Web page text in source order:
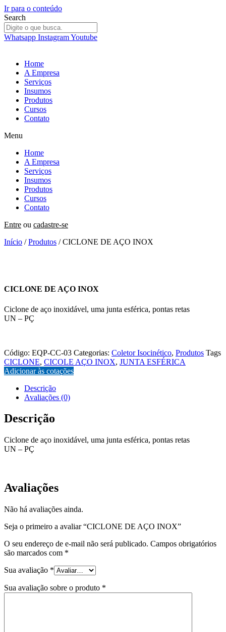
Ir para o conteúdo
Search
Whatsapp InstagramYoutube
Home
A Empresa
Serviços
Insumos
Produtos
Cursos
Contato
Menu
Home
A Empresa
Serviços
Insumos
Produtos
Cursos
Contato
Entre ou cadastre-se
Início /Produtos / CICLONE DE AÇO INOX
CICLONE DE AÇO INOX
Ciclone de aço inoxidável, uma junta esférica, pontas retas
UN – PÇ
Código: EQP-CC-03 Categorias: Coletor Isocinético, Produtos Tags
CICLONE, CICOLE AÇO INOX, JUNTA ESFÉRICA
Adicionar às cotações
Descrição
Avaliações (0)
Descrição
Ciclone de aço inoxidável, uma junta esférica, pontas retas
UN – PÇ
Avaliações
Não há avaliações ainda.
Seja o primeiro a avaliar “CICLONE DE AÇO INOX”
O seu endereço de e-mail não será publicado. Campos obrigatórios
são marcados com *
Sua avaliação *
Sua avaliação sobre o produto *